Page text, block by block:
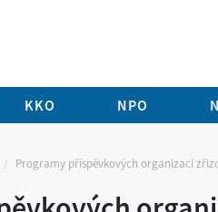
KKO NPO
Programy příspěvkových organizací